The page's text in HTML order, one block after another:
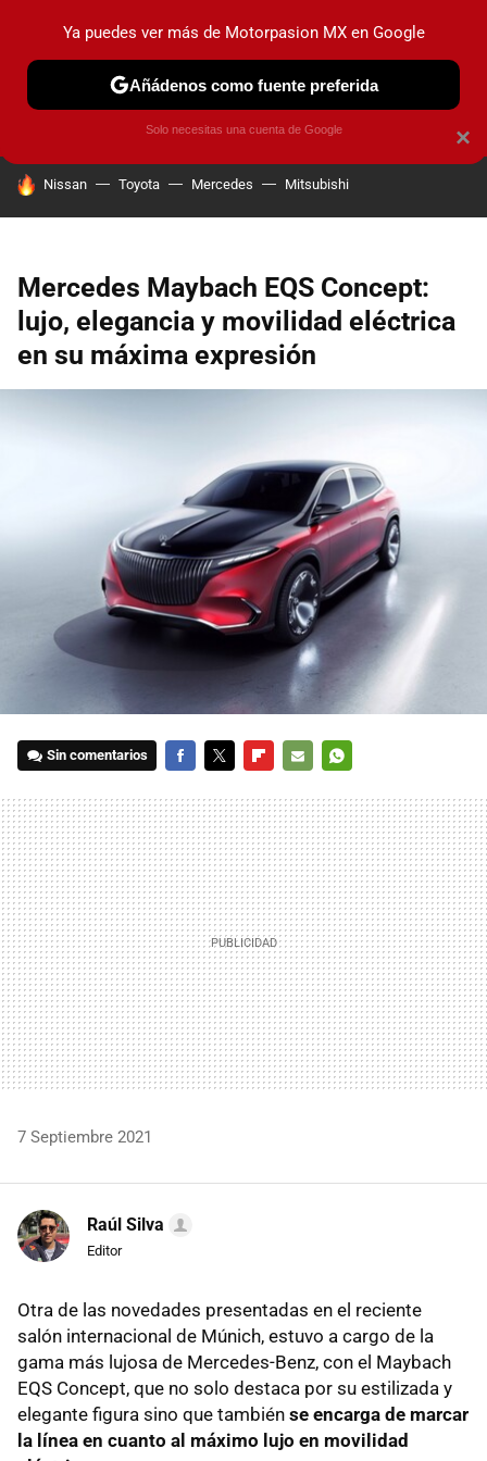
PRUEBAS INDUSTRIA HOY NO CIRCULA
HOY SE HABLA DE
Nissan Toyota Mercedes Mitsubishi
Mercedes Maybach EQS Concept:
lujo, elegancia y movilidad eléctrica
en su máxima expresión
Sin comentarios
MAIL
7 Septiembre 2021
Raúl Silva
Editor
Otra de las novedades presentadas en el reciente
salón internacional de Múnich, estuvo a cargo de la
gama más lujosa de Mercedes-Benz, con el Maybach
EQS Concept, que no solo destaca por su estilizada y
elegante figura sino que también se encarga de marcar
la línea en cuanto al máximo lujo en movilidad
×
Ya puedes ver más de Motorpasion MX en Google
Añádenos como fuente preferida
Solo necesitas una cuenta de Google